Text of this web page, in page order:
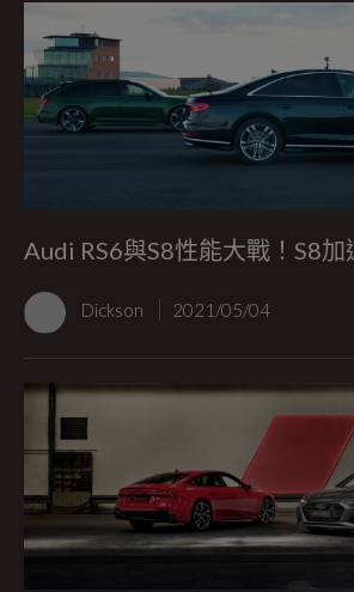
Audi RS6與S8性能大戰！S8加
Dickson 2021/05/04